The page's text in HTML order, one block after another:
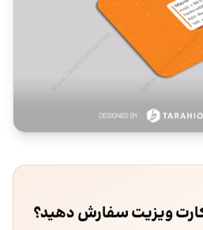
ویزیت سفارش دهید؟